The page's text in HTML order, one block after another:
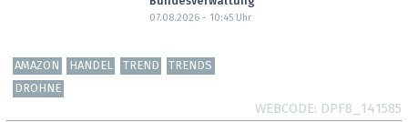
07.08.2026 - 10:45Uhr
AMAZON HANDEL TREND
TRENDS
DROHNE
WEBCODE DPF8_141585